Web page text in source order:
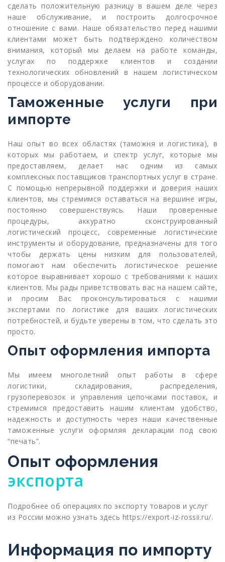
сделать положительную разницу в вашем деле через
наше обслуживание, и построить долгосрочное
отношение с вами. Наше обязательство перед нашими
клиентами может быть подтверждено количеством
внимания, который мы делаем на работе команды,
услугах по поддержке клиентов и создании
технологических обновлений в нашем логистическом
процессе и оборудовании.
Таможенные услуги при
импорте
Наш опыт во всех областях (таможня и логистика), в
которых мы работаем, и спектр услуг, которые мы
предоставляем, делает нас одним из самых
комплексных поставщиков транспортных услуг в стране.
С помощью непрерывной поддержки и доверия наших
клиентов, мы стремимся оставаться на вершине игры,
постоянно совершенствуясь. Наши проверенные
процедуры, аккуратно сконструированный
логистический процесс, современные логистические
инструменты и оборудование, предназначены для того
чтобы держать цены низким для пользователей,
помогают нам обеспечить логистическое решение
которое выравнивает хорошо с требованиями к наших
клиентов. Мы рады приветствовать вас на нашем сайте,
и просим Вас проконсультироваться с нашими
экспертами по логистике для ваших логистических
потребностей, и будьте уверены в том, что сделать это
просто.
Опыт оформления импорта
Мы имеем многолетний опыт работы в сфере
логистики, складирования, распределения,
грузоперевозок и управления цепочками поставок, и
стремимся предоставить нашим клиентам удобство,
надежность и доступность через наши качественные
таможенные услуги оформляя декларации под свою
“печать”.
Опыт оформления
экспорта
Подробнее об операциях по экспорту товаров и услуг
из России можно узнать здесь https://export-iz-rossii.ru/.
Информация по импорту